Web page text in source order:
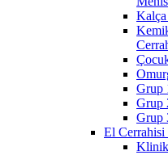
Grup
Grup
Grup
El
Klinik